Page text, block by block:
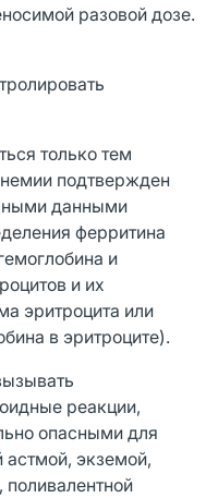
разовой дозе.
только тем
подтвержден
данными
ферритина
и
и их
эритроцита или
в эритроците).
реакции,
опасными для
экземой,